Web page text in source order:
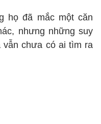
họ đã mắc một căn
nhưng những suy
chưa có ai tìm ra